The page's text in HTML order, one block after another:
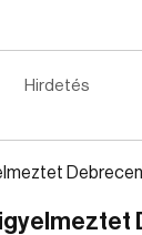
Hirdetés